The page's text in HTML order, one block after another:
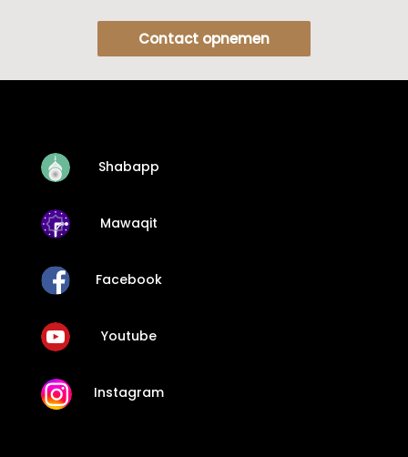
Contact opnemen
Shabapp
Mawaqit
Facebook
Youtube
Instagram